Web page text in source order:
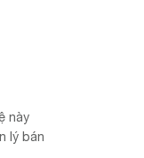
này
lý bán